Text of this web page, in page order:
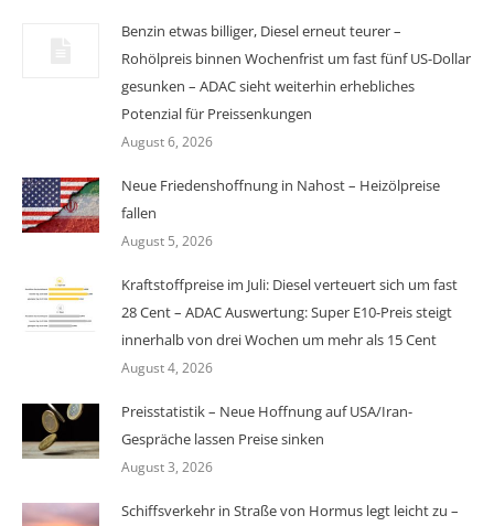
Benzin etwas billiger, Diesel erneut teurer –
Rohölpreis binnen Wochenfrist um fast fünf US-Dollar
gesunken – ADAC sieht weiterhin erhebliches
Potenzial für Preissenkungen
August 6, 2026
Neue Friedenshoffnung in Nahost – Heizölpreise
fallen
August 5, 2026
Kraftstoffpreise im Juli: Diesel verteuert sich um fast
28 Cent – ADAC Auswertung: Super E10-Preis steigt
innerhalb von drei Wochen um mehr als 15 Cent
August 4, 2026
Preisstatistik – Neue Hoffnung auf USA/Iran-
Gespräche lassen Preise sinken
August 3, 2026
Schiffsverkehr in Straße von Hormus legt leicht zu –